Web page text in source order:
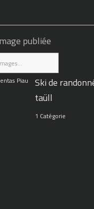
publiée
Ski de
taüll
1 Catégorie